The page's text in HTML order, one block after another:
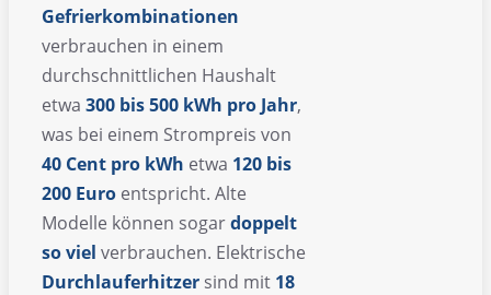
Gefrierkombinationen
verbrauchen in einem
durchschnittlichen Haushalt
etwa 300 bis 500 kWh pro Jahr,
was bei einem Strompreis von
40 Cent pro kWh etwa 120 bis
200 Euro entspricht. Alte
Modelle können sogardoppelt
so viel verbrauchen. Elektrische
Durchlauferhitzer sind mit 18